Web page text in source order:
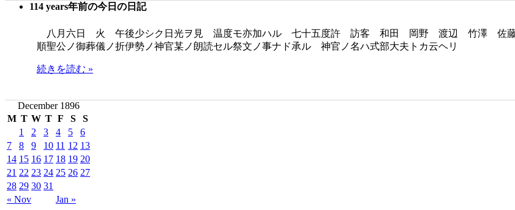
114 years年前の今日の日記
八月六日 火 午後少シク日光ヲ見 温度モ亦加ハル 七十五度許 訪客 和田 岡野 渡辺 竹澤 佐
順聖公ノ御葬儀ノ折伊勢ノ神官某ノ朗読セル祭文ノ事ナド承ル 神官ノ名ハ式部大夫トカ云ヘリ
続きを読む »
December 1896
M T W T F S S
« Nov Jan »
1 2 3 4 5
6
7
8 9 10 11 12 13
14 15 16 17 18 19 20
21 22 23 24 25 26 27
28 29 30 31